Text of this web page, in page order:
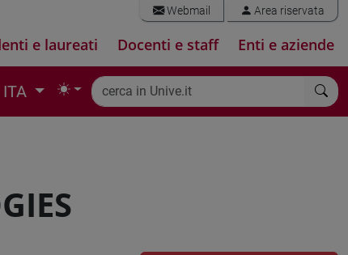
Webmail Area riservata
e laureati Docenti e staff Enti e aziende
ITA